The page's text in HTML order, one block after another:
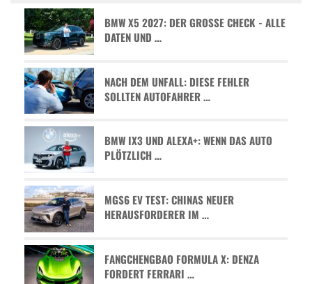
BMW X5 2027: DER GROSSE CHECK - ALLE D
ATEN UND …
NACH DEM UNFALL: DIESE FEHLER
SOLLTEN AUTOFAHRER …
BMW IX3 UND ALEXA+: WENN DAS AUTO
PLÖTZLICH …
MGS6 EV TEST: CHINAS NEUER
HERAUSFORDERER IM …
FANGCHENGBAO FORMULA X: DENZA
FORDERT FERRARI …